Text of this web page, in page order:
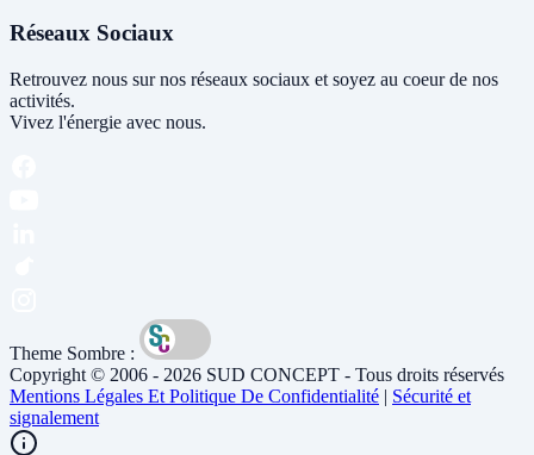
Réseaux Sociaux
Retrouvez nous sur nos réseaux sociaux et soyez au coeur de nos
activités.
Vivez l'énergie avec nous.
Theme Sombre :
Copyright © 2006 - 2026 SUD CONCEPT - Tous droits réservés
Mentions Légales Et Politique De Confidentialité | Sécurité et
signalement